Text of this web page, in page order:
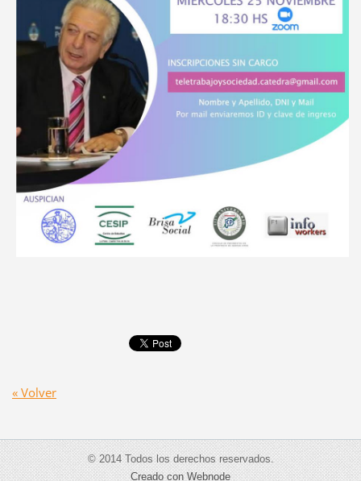
« Volver
© 2014 Todos los derechos reservados.
Creado con Webnode